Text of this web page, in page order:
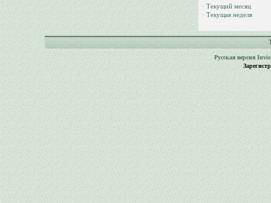
· Текущий месяц
· Текущая неделя
Русская версия